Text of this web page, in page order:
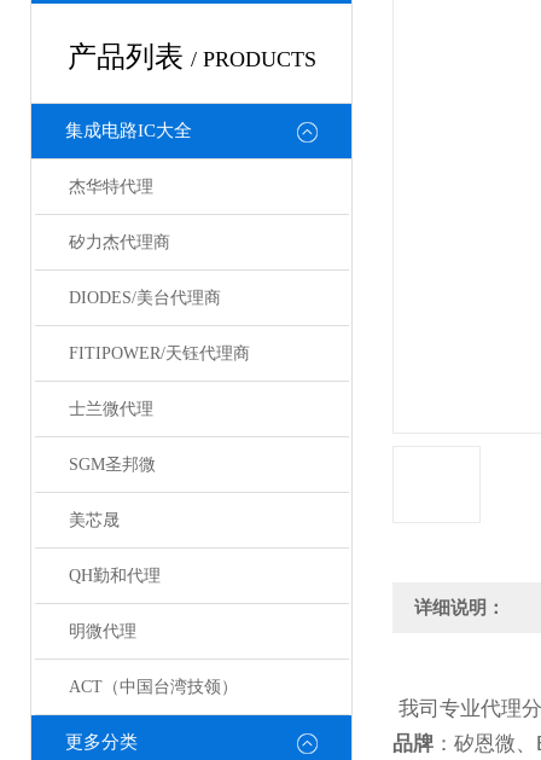
产品列表 / PRODUCTS
集成电路IC大全
杰华特代理
矽力杰代理商
DIODES/美台代理商
FITIPOWER/天钰代理商
士兰微代理
SGM圣邦微
美芯晟
QH勤和代理
明微代理
ACT（中国台湾技领）
更多分类
详细说明：
我司专业代理
品牌 ：矽恩微、